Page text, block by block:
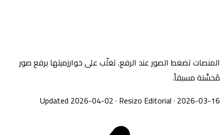
المنصات تضغط الصور عند الرفع. تغلّب على خوارزميتها برفع صور
مُحسَّنة مسبقاً.
2026-03-16
·
Updated 2026-04-02· Resizo Editorial